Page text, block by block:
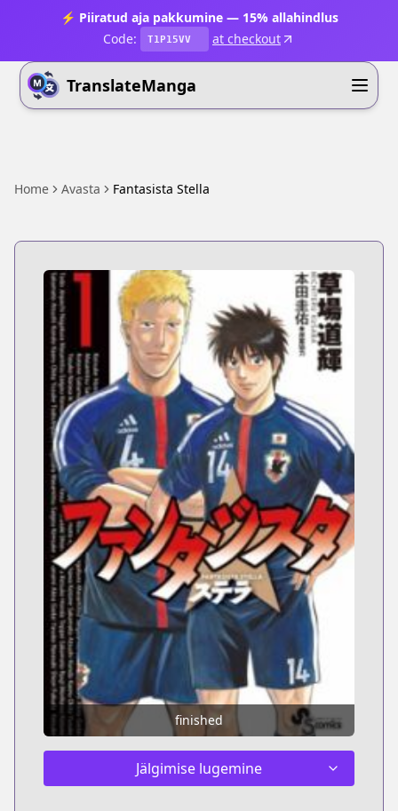
⚡ Piiratud aja pakkumine — 15% allahindlus
Code:
T1P15VV at checkout
TranslateManga
Home Avasta Fantasista Stella
finished
Jälgimise lugemine